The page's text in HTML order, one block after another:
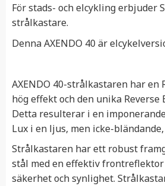
För stads- och elcykling erbjuder
strålkastare.
Denna AXENDO 40 är
AXENDO 40-strålkastaren har en
hög effekt och den unika Reverse
Detta resulterar i en
Lux i en ljus, men icke-
Strålkastaren har ett robust
stål med en effektiv
säkerhet och synlighet.